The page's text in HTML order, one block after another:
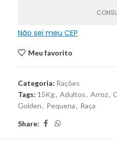
Não sei meu CEP
Meu favorito
Categoria: Rações
Tags: 15Kg, Adultos, Arroz,
Golden, Pequena, Raça
Share: